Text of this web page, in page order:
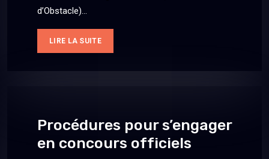
d’Obstacle)…
LIRE LA SUITE
Procédures pour s’engager
en concours officiels